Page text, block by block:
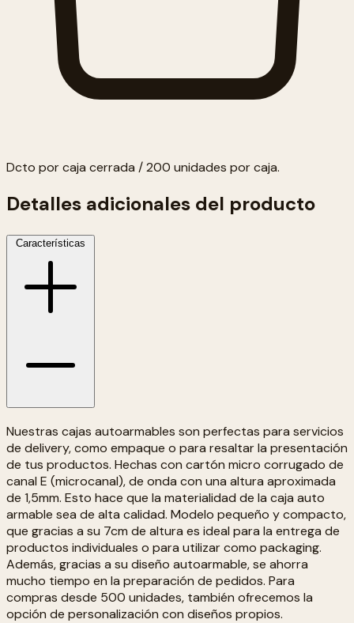
Dcto por caja cerrada / 200 unidades por caja.
Detalles adicionales del producto
Características
Nuestras cajas autoarmables son perfectas para servicios
de delivery, como empaque o para resaltar la presentación
de tus productos. Hechas con cartón micro corrugado de
canal E (microcanal), de onda con una altura aproximada
de 1,5mm. Esto hace que la materialidad de la caja auto
armable sea de alta calidad. Modelo pequeño y compacto,
que gracias a su 7cm de altura es ideal para la entrega de
productos individuales o para utilizar como packaging.
Además, gracias a su diseño autoarmable, se ahorra
mucho tiempo en la preparación de pedidos. Para
compras desde 500 unidades, también ofrecemos la
opción de personalización con diseños propios.